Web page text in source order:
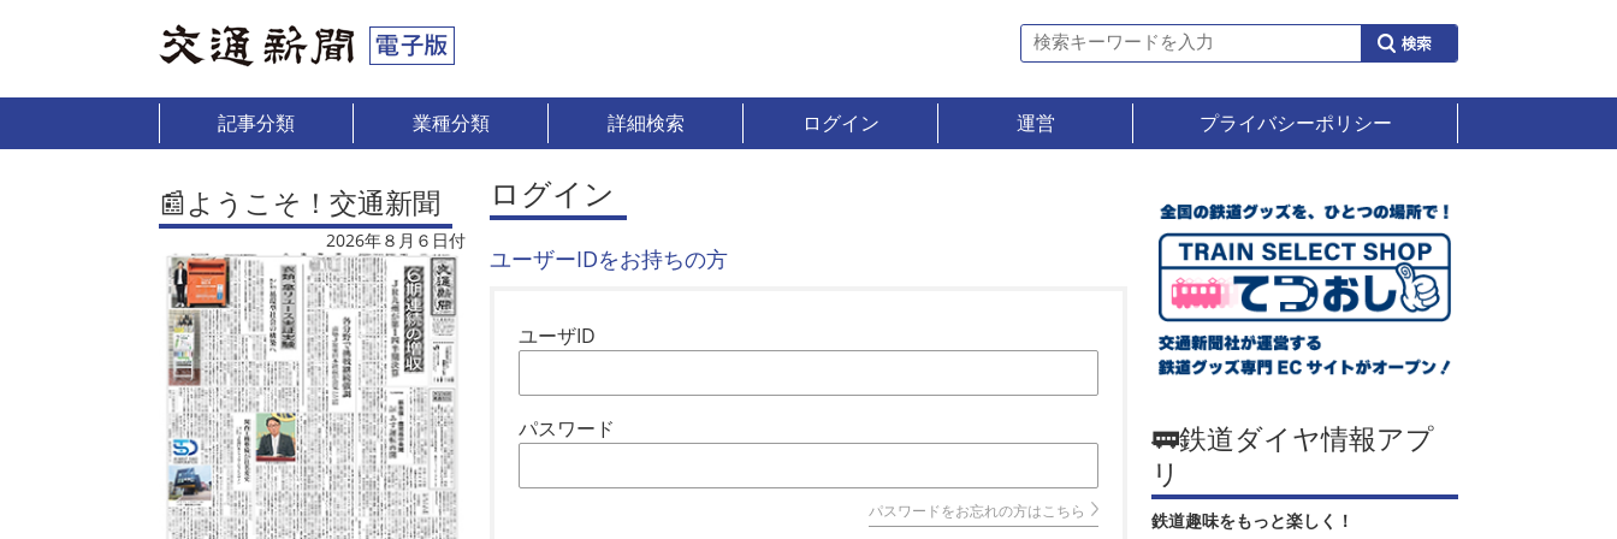
記事分類 業種分類 詳細検索 ログイン 運営 プライバシーポリシー
📰ようこそ！交通新聞
2026年８月６日付
ログイン
ユーザーIDをお持ちの方
ユーザID
パスワード
パスワードをお忘れの方はこちら
🚃鉄道ダイヤ情報アプ
リ
鉄道趣味をもっと楽しく！